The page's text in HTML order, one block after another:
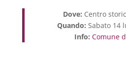
Dove: Centro
Quando:Sabato 14
Info: Comune